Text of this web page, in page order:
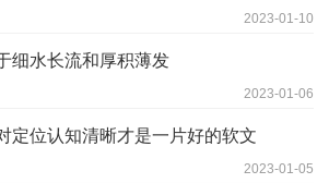
2023-01-10
细水长流和厚积薄发
2023-01-06
定位认知清晰才是一片好的软文
2023-01-05